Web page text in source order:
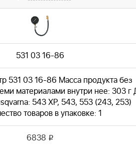
531 03 16-86
531 03 16-86 Масса продукта без
материалами внутри нее: 303 г
543 XP, 543, 553 (243, 253)
товаров в упаковке: 1
6838 i